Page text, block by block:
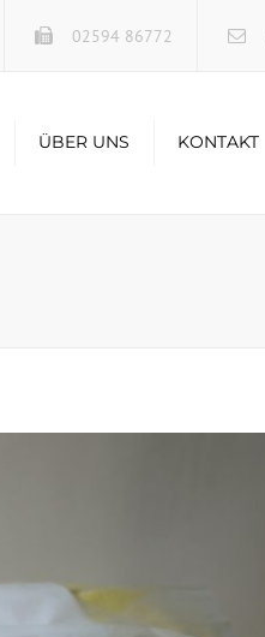
02594 86772
ÜBER UNS KONTAKT